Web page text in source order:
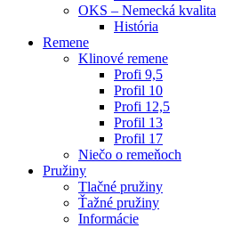
OKS – Nemecká kvalita
História
Remene
Klinové remene
Profi 9,5
Profil 10
Profi 12,5
Profil 13
Profil 17
Niečo o remeňoch
Pružiny
Tlačné pružiny
Ťažné pružiny
Informácie